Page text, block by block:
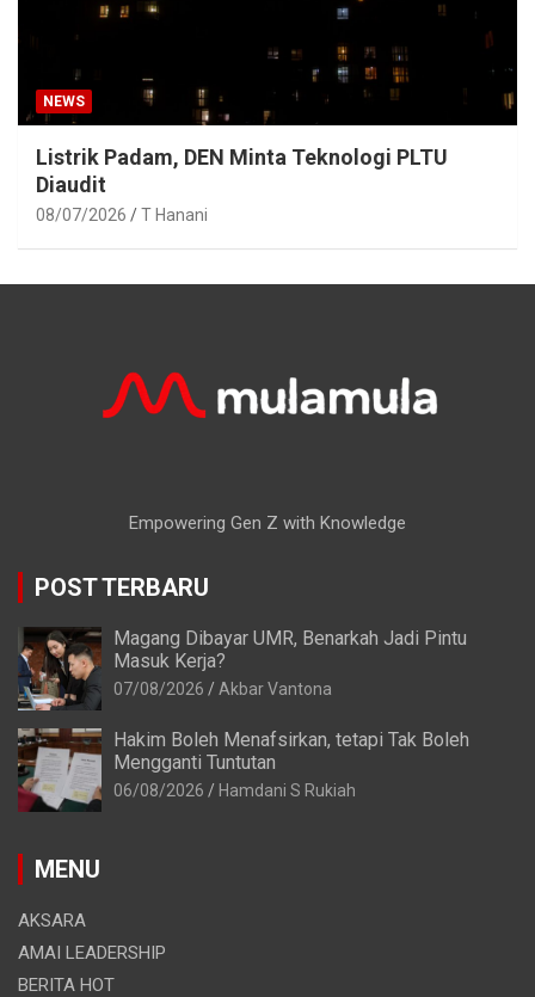
NEWS
Listrik Padam, DEN Minta Teknologi PLTU
Diaudit
08/07/2026 T Hanani
Empowering Gen Z with Knowledge
POST TERBARU
Magang Dibayar UMR, Benarkah Jadi Pintu
Masuk Kerja?
07/08/2026 Akbar Vantona
Hakim Boleh Menafsirkan, tetapi Tak Boleh
Mengganti Tuntutan
06/08/2026 Hamdani S Rukiah
MENU
AKSARA
AMAI LEADERSHIP
BERITA HOT